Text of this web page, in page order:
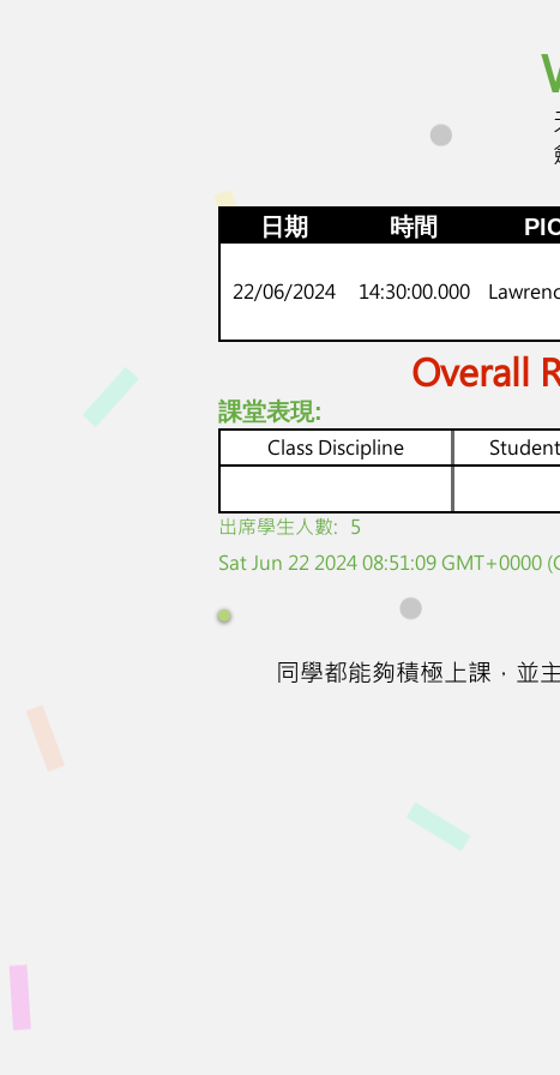
日期 時間
22/06/2024 14:30:00.000
Overall
課堂表現:
Class Discipline
​出席學生人數: 5
Sat Jun 22 2024 08:51:09 GMT+0000
同學都能夠積極上課，並